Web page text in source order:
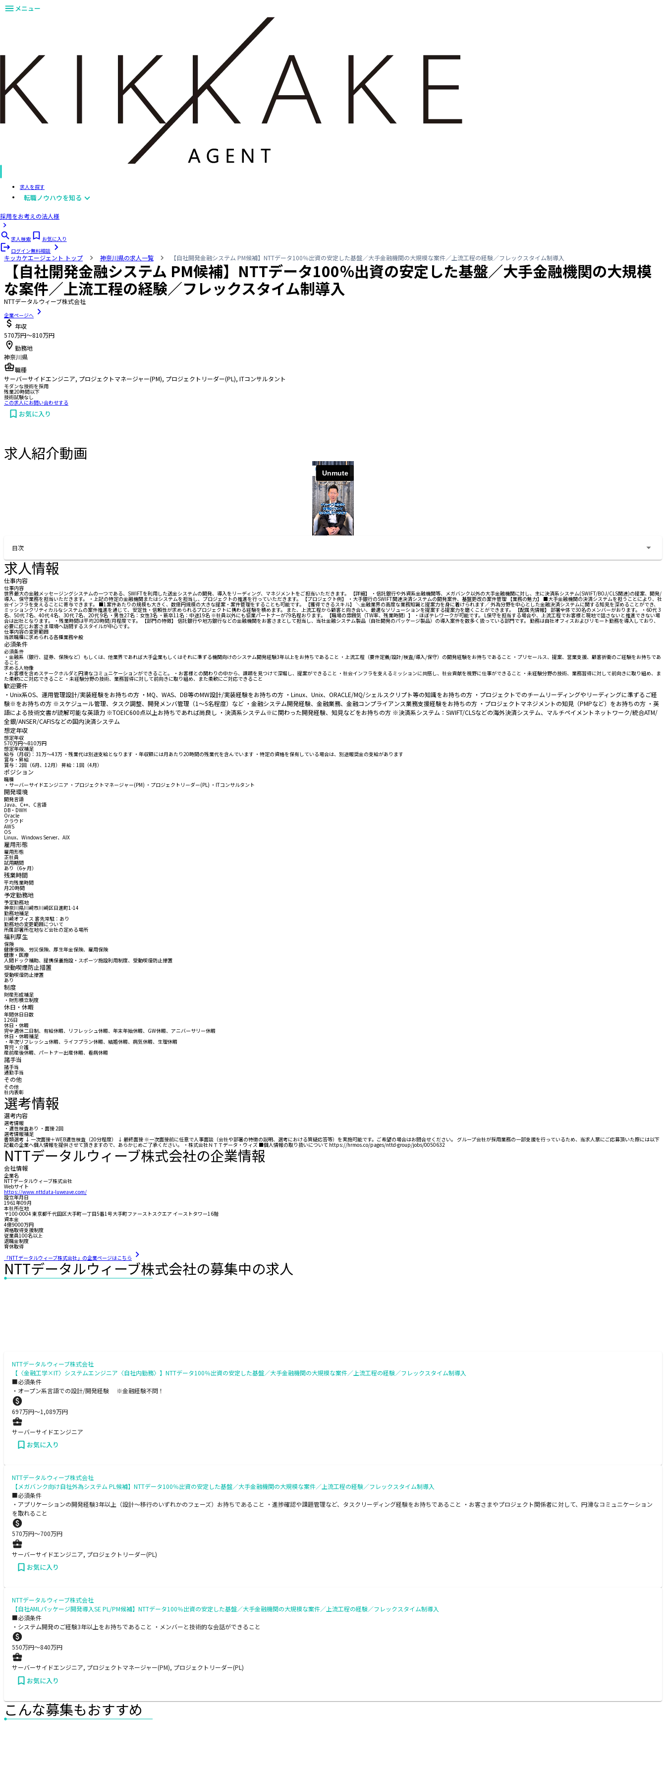
メニュー
求人を探す
転職ノウハウを知る
採用をお考えの法人様
求人検索
お気に入り
ログイン無料相談
キッカケエージェント トップ 神奈川県の求人一覧 【自社開発金融システム PM候補】NTTデータ100％出資の安定した基盤／大手金融機関の大規模な案件／上流工程の経験／フレックスタイム制導入
【自社開発金融システム PM候補】NTTデータ100％出資の安定した基盤／大手金融機関の大規模
な案件／上流工程の経験／フレックスタイム制導入
NTTデータルウィーブ株式会社
企業ページへ
年収
570万円〜810万円
勤務地
神奈川県
職種
サーバーサイドエンジニア, プロジェクトマネージャー(PM), プロジェクトリーダー(PL), ITコンサルタント
モダンな技術を採用
残業20時間以下
技術試験なし
この求人にお問い合わせする
お気に入り
お問い合わせする
求人紹介動画
目次
求人情報
仕事内容
仕事内容
世界最大の金融メッセージングシステムの一つである、SWIFTを利用した送金システムの開発、導入をリーディング、マネジメントをご担当いただきます。 【詳細】 ・信託銀行や外資系金融機関等、メガバンク以外の大手金融機関に対し、主に決済系システム(SWIFT/BOJ/CLS関連)の提案、開発/
導入、保守業務を担当いただきます。 ・上記の特定の金融機関またはシステムを担当し、プロジェクトの推進を行っていただきます。 【プロジェクト例】 ・大手銀行のSWIFT関連決済システムの開発案件、基盤更改の案件管理 【業務の魅力】 ■大手金融機関の決済システムを担うことにより、社
会インフラを支えることに寄与できます。 ■1案件あたりの規模も大きく、数億円規模の大きな提案・案件管理をすることも可能です。 【獲得できるスキル】 ＼金融業界の高度な業務知識と提案力を身に着けられます／ 外為分野を中心とした金融決済システムに関する知見を深めることができ、
ミッションクリティカルなシステムの案件推進を通じて、安定性・信頼性が求められるプロジェクトに携わる経験を積めます。 また、上流工程から顧客と向き合い、最適なソリューションを提案する提案力を磨くことができます。 【配属先情報】 部署全体で30名のメンバーがおります。 ・60代 3
名、50代 7名、40代 4名、30代 7名、20代 9名 ・男性27名：女性3名 ・新卒11名：中途19名 ※社員以外にも協業パートナーが79名程おります。 【職場の雰囲気（TW率、残業時間）】 ・ほぼテレワークが可能です。 L保守を担当する場合や、上流工程でお客様と現地で話さないと推進できない場
合は出社となります。 ・残業時間は平均20時間/月程度です。 【部門の特徴】 信託銀行や地方銀行などの金融機関をお客さまとして担当し、当社金融システム製品（自社開発のパッケージ製品）の導入案件を数多く扱っている部門です。 勤務は自社オフィスおよびリモート勤務を導入しており、
必要に応じお客さま環境へ訪問するスタイルが中心です。
仕事内容の変更範囲
当該職種に求められる各種業務全般
必須条件
必須条件
・金融系（銀行、証券、保険など）もしくは、他業界であれば大手企業もしくはそれに準ずる機関向けのシステム開発経験3年以上をお持ちであること ・上流工程（要件定義/設計/検査/導入/保守）の開発経験をお持ちであること ・プリセールス、提案、営業支援、顧客折衝のご経験をお持ちであ
ること
求める人物像
・お客様を含めステークホルダと円滑なコミュニケーションができること。 ・お客様との関わりの中から、課題を見つけて深堀し、提案ができること ・社会インフラを支えるミッションに共感し、社会貢献を視野に仕事ができること ・未経験分野の技術、業務習得に対して前向きに取り組め、ま
た柔軟にご対応できること ・未経験分野の技術、業務習得に対して前向きに取り組め、また柔軟にご対応できること
歓迎要件
・Unix系OS、運用管理設計/実装経験をお持ちの方 ・MQ、WAS、DB等のMW設計/実装経験をお持ちの方 ・Linux、Unix、ORACLE/MQ/シェルスクリプト等の知識をお持ちの方 ・プロジェクトでのチームリーディングやリーディングに準ずるご経
験※をお持ちの方 ※スケジュール管理、タスク調整、開発メンバ管理（1～5名程度）など ・金融システム開発経験、金融業務、金融コンプライアンス業務支援経験をお持ちの方 ・プロジェクトマネジメントの知見（PMPなど）をお持ちの方 ・英
語による技術文書が読解可能な英語力 ※TOEIC600点以上お持ちであれば尚良し ・決済系システム※に関わった開発経験、知見などをお持ちの方 ※決済系システム：SWIFT/CLSなどの海外決済システム、マルチペイメントネットワーク/統合ATM/
全銀/ANSER/CAFISなどの国内決済システム
想定年収
想定年収
570万円〜810万円
想定年収補足
給与（月収)：31万～43万 ・残業代は別途支給となります ・年収額には月あたり20時間の残業代を含んでいます ・特定の資格を保有している場合は、別途報奨金の支給があります
賞与・昇給
賞与：2回（6月、12月） 昇給：1回（4月）
ポジション
職種
・サーバーサイドエンジニア ・プロジェクトマネージャー(PM) ・プロジェクトリーダー(PL) ・ITコンサルタント
開発環境
開発言語
Java、C++、C言語
DB・DWH
Oracle
クラウド
AWS
OS
Linux、Windows Server、AIX
雇用形態
雇用形態
正社員
試用期間
あり（6ヶ月）
残業時間
平均残業時間
月20時間
予定勤務地
予定勤務地
神奈川県川崎市川崎区日進町1-14
勤務地補足
川崎オフィス 客先常駐：あり
勤務地の変更範囲について
所属部署所在地など会社の定める場所
福利厚生
保険
健康保険、労災保険、厚生年金保険、雇用保険
健康・医療
人間ドック補助、提携保養施設・スポーツ施設利用制度、受動喫煙防止措置
受動喫煙防止措置
受動喫煙防止措置
あり
制度
財産形成補足
・財形積立制度
休日・休暇
年間休日日数
126日
休日・休暇
完全週休二日制、有給休暇、リフレッシュ休暇、年末年始休暇、GW休暇、アニバーサリー休暇
休日・休暇補足
・年次リフレッシュ休暇、ライフプラン休暇、結婚休暇、病気休暇、生理休暇
育児・介護
産前産後休暇、パートナー出産休暇、看病休暇
諸手当
諸手当
通勤手当
その他
その他
社内表彰
選考情報
選考内容
選考情報
・適性検査あり ・面接 2回
選考情報補足
書類選考 ↓ 一次面接＋WEB適性検査（20分程度） ↓ 最終面接 ※一次面接前に任意で人事面談（会社や部署の特徴の説明、選考における質疑応答等）を実施可能です。ご希望の場合はお問合せください。 グループ会社が採用業務の一部支援を行っているため、当求人票にご応募頂いた際には以下
記載の企業へ個人情報を提供させて頂きますので、あらかじめご了承ください。 ・株式会社ＮＴＴデータ・ウィズ ■個人情報の取り扱いについて https://hrmos.co/pages/nttd-group/jobs/0050632
NTTデータルウィーブ株式会社の企業情報
会社情報
企業名
NTTデータルウィーブ株式会社
Webサイト
https://www.nttdata-luweave.com/
設立年月日
1961年09月
本社所在地
〒100-0004 東京都千代田区大手町一丁目5番1号大手町ファーストスクエア イーストタワー16階
資本金
4億9000万円
資格取得支援制度
従業員100名以上
退職金制度
育休取得
「NTTデータルウィーブ株式会社」の企業ページはこちら
NTTデータルウィーブ株式会社の募集中の求人
NTTデータルウィーブ株式会社
【〈金融工学×IT〉システムエンジニア〈自社内勤務〉】NTTデータ100％出資の安定した基盤／大手金融機関の大規模な案件／上流工程の経験／フレックスタイム制導入
■必須条件
・オープン系言語での設計/開発経験 ※金融経験不問！
697万円〜1,089万円
サーバーサイドエンジニア
お気に入り
NTTデータルウィーブ株式会社
【メガバンク向け自社外為システム PL候補】NTTデータ100％出資の安定した基盤／大手金融機関の大規模な案件／上流工程の経験／フレックスタイム制導入
■必須条件
・アプリケーションの開発経験3年以上（設計～移行のいずれかのフェーズ）お持ちであること ・進捗確認や課題管理など、タスクリーディング経験をお持ちであること ・お客さまやプロジェクト関係者に対して、円滑なコミュニケーション
を取れること
570万円〜700万円
サーバーサイドエンジニア, プロジェクトリーダー(PL)
お気に入り
NTTデータルウィーブ株式会社
【自社AMLパッケージ開発導入SE PL/PM候補】NTTデータ100％出資の安定した基盤／大手金融機関の大規模な案件／上流工程の経験／フレックスタイム制導入
■必須条件
・システム開発のご経験3年以上をお持ちであること ・メンバーと技術的な会話ができること
550万円〜840万円
サーバーサイドエンジニア, プロジェクトマネージャー(PM), プロジェクトリーダー(PL)
お気に入り
こんな募集もおすすめ